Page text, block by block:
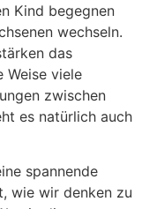
Kind begegnen
wechseln.
das
Weise viele
zwischen
es natürlich auch
spannende
wie wir denken zu